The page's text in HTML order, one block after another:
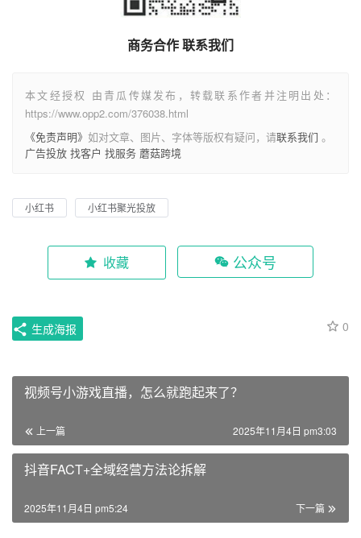
商务合作 联系我们
本文经授权 由青瓜传媒发布，转载联系作者并注明出处：
https://www.opp2.com/376038.html
《免责声明》 如对文章、图片、字体等版权有疑问，请联系我们 。
广告投放 找客户 找服务 蘑菇跨境
小红书 小红书聚光投放
收藏 公众号
0
生成海报
视频号小游戏直播，怎么就跑起来了？
上一篇 2025年11月4日 pm3:03
抖音FACT+全域经营方法论拆解
下一篇
2025年11月4日 pm5:24